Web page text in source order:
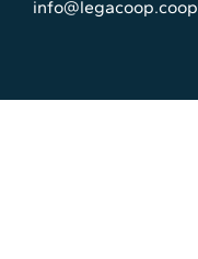
info@legacoop.coop